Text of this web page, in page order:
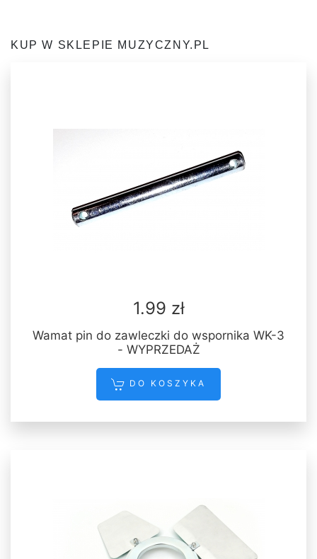
KUP W SKLEPIE MUZYCZNY.PL
1.99 zł
Wamat pin do zawleczki do wspornika WK-3
- WYPRZEDAŻ
DO KOSZYKA